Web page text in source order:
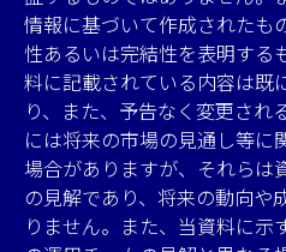
情報に基づいて作成されたも
性あるいは完結性を表明する
料に記載されている内容は既
り、また、予告なく変更され
には将来の市場の見通し等に
場合がありますが、それらは
の見解であり、将来の動向や
りません。また、当資料に